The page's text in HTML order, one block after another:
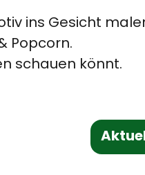
ins Gesicht
Popcorn.
schauen könnt.